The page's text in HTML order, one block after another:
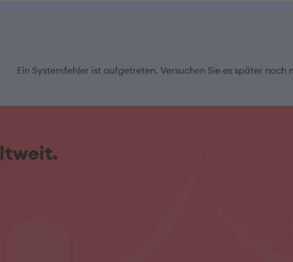
Ein Systemfehler ist aufgetreten. Versuchen Sie es später noch